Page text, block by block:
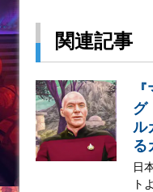
関連記事
グ
ル
る
日
ト